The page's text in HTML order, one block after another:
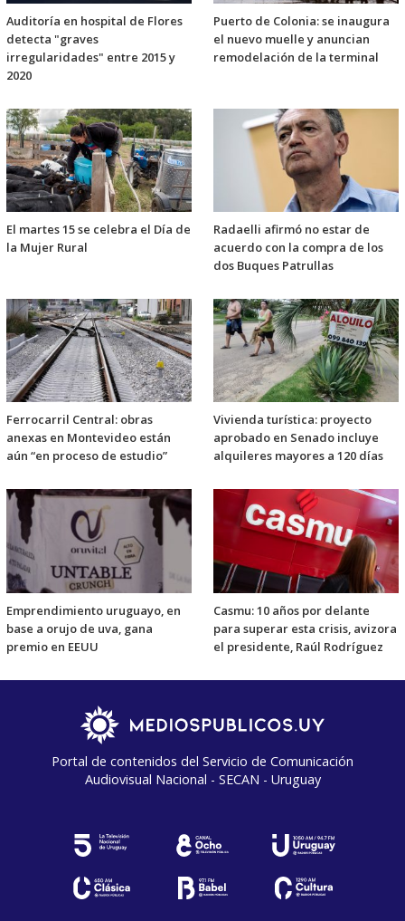
Auditoría en hospital de Flores
detecta "graves
irregularidades" entre 2015 y
2020
Puerto de Colonia: se inaugura
el nuevo muelle y anuncian
remodelación de la terminal
El martes 15 se celebra el Día de
la Mujer Rural
Radaelli afirmó no estar de
acuerdo con la compra de los
dos Buques Patrullas
Ferrocarril Central: obras
anexas en Montevideo están
aún “en proceso de estudio”
Vivienda turística: proyecto
aprobado en Senado incluye
alquileres mayores a 120 días
Emprendimiento uruguayo, en
base a orujo de uva, gana
premio en EEUU
Casmu: 10 años por delante
para superar esta crisis, avizora
el presidente, Raúl Rodríguez
Portal de contenidos del Servicio de Comunicación
Audiovisual Nacional - SECAN - Uruguay